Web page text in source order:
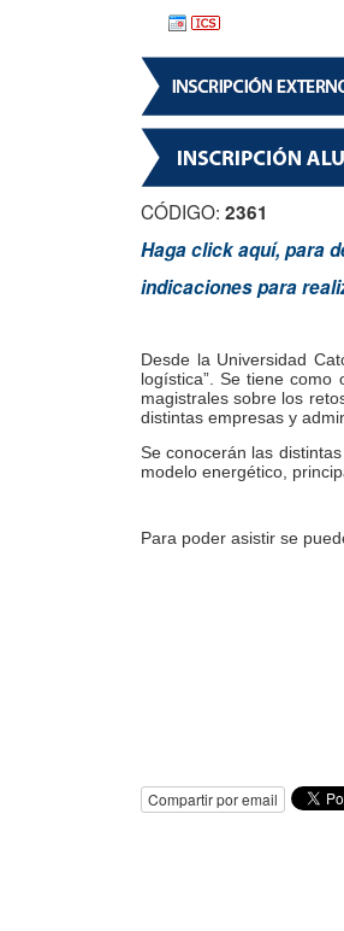
CÓDIGO: 2361
Haga click aquí, para
indicaciones para
Desde la Universidad
logística”. Se tiene
magistrales sobre los
distintas empresas y
Se conocerán las
modelo energético,
Para poder asistir se
Compartir por email